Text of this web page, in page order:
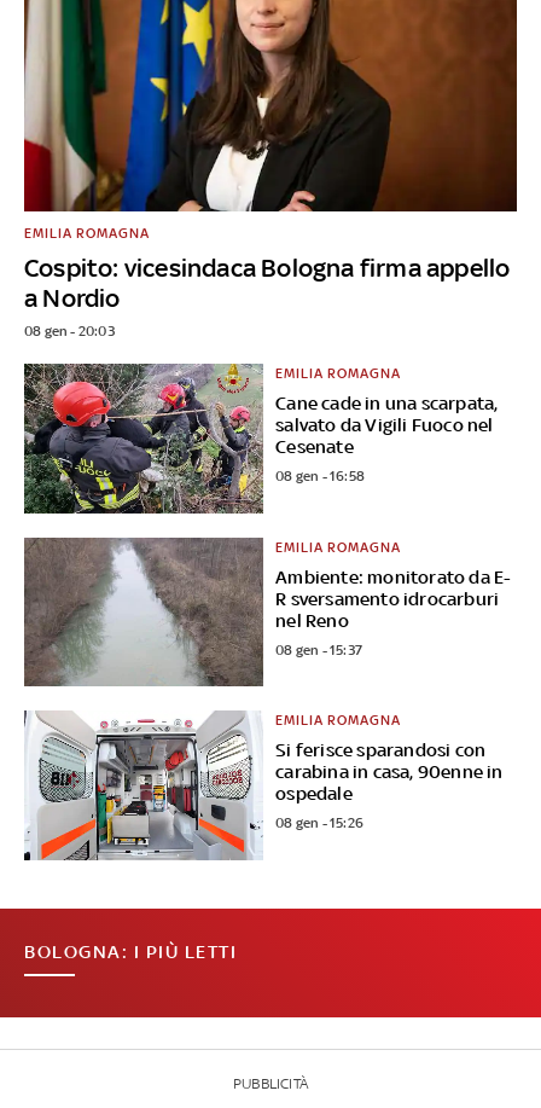
Cospito: vicesindaca Bologna firma appello
a Nordio
EMILIA ROMAGNA
08 gen - 20:03
Cane cade in una scarpata,
salvato da Vigili Fuoco nel
Cesenate
EMILIA ROMAGNA
08 gen - 16:58
Ambiente: monitorato da E-
R sversamento idrocarburi
nel Reno
EMILIA ROMAGNA
08 gen - 15:37
Si ferisce sparandosi con
carabina in casa, 90enne in
ospedale
EMILIA ROMAGNA
08 gen - 15:26
BOLOGNA: I PIÙ LETTI
PUBBLICITÀ